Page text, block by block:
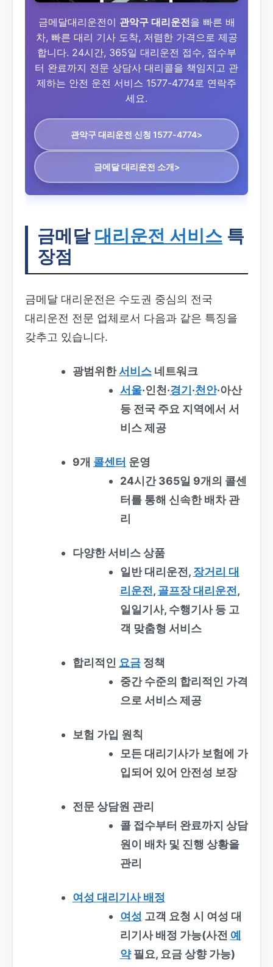
금메달대리운전이 관악구 대리운전을 빠른 배
차, 빠른 대리 기사 도착, 저렴한 가격으로 제공
합니다. 24시간, 365일 대리운전 접수, 접수부
터 완료까지 전문 상담사 대리콜을 책임지고 관
제하는 안전 운전 서비스 1577-4774로 연락주
세요.
관악구 대리운전 신청 1577-4774>
금메달 대리운전 소개>
금메달 대리운전 서비스 특
장점
금메달 대리운전은 수도권 중심의 전국
대리운전 전문 업체로서 다음과 같은 특징을
갖추고 있습니다.
광범위한서비스네트워크
서울·인천·경기·천안·아산
등 전국 주요 지역에서 서
비스 제공
9개 콜센터 운영
24시간 365일 9개의 콜센
터를 통해 신속한 배차 관
리
다양한 서비스 상품
일반 대리운전, 장거리 대
리운전, 골프장 대리운전,
일일기사, 수행기사 등 고
객 맞춤형 서비스
합리적인 요금정책
중간 수준의 합리적인 가격
으로 서비스 제공
보험 가입 원칙
모든 대리기사가 보험에 가
입되어 있어 안전성 보장
전문 상담원 관리
콜 접수부터 완료까지 상담
원이 배차 및 진행 상황을
관리
여성 대리기사 배정
여성 고객 요청 시 여성 대
리기사 배정 가능(사전 예
약필요, 요금 상향 가능)